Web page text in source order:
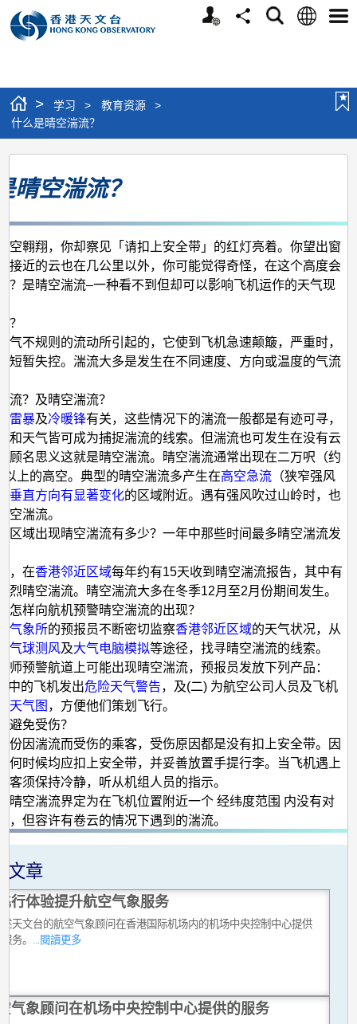
个
分
搜
语
选
> 学习 > 教育资源
>
什么是晴空湍流？
什
么
晴
空
湍
流？
晴空湍流？
空翱翔，你却察见「请扣上安全带」的红灯亮着。你望出窗
接近的云也在几公里以外，你可能觉得奇怪，在这个高度会
？是晴空湍流–一种看不到但却可以影响飞机运作的天气现
？
气不规则的流动所引起的，它使到飞机急速颠簸，严重时，
短暂失控。湍流大多是发生在不同速度、方向或温度的气流
流？及晴空湍流？
雷暴及冷暖锋有关，这些情况下的湍流一般都是有迹可寻，
和天气皆可成为捕捉湍流的线索。但湍流也可发生在没有云
顾名思义这就是晴空湍流。晴空湍流通常出现在二万呎（约
以上的高空。典型的晴空湍流多产生在高空急流 （狭窄强风
垂直方向有显著变化的区域附近。遇有强风吹过山岭时，也
空湍流。
区域出现晴空湍流有多少？一年中那些时间最多晴空湍流发
，在香港邻近区域每年约有15天收到晴空湍流报告，其中有
烈晴空湍流。晴空湍流大多在冬季12月至2月份期间发生。
怎样向航机预警晴空湍流的出现？
气象所的预报员不断密切监察香港邻近区域的天气状况，从
气球测风及大气电脑模拟等途径，找寻晴空湍流的线索。
师预警航道上可能出现晴空湍流，预报员发放下列产品：
中的飞机发出危险天气警告，及(二) 为航空公司人员及飞机
天气图 ，方便他们策划飞行。
避免受伤？
份因湍流而受伤的乘客，受伤原因都是没有扣上安全带。因
何时候均应扣上安全带，并妥善放置手提行李。当飞机遇上
客须保持冷静，听从机组人员的指示。
晴空湍流界定为在飞机位置附近一个 经纬度范围 内没有对
，但容许有卷云的情况下遇到的湍流。
文章
行体验提升航空气象服务
天文台的航空气象顾问在香港国际机场内的机场中央控制中心提供
务。
...閱讀更多
气象顾问在机场中央控制中心提供的服务